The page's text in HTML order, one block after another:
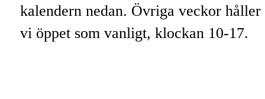
kalendern nedan. Övriga veckor håller
vi öppet som vanligt, klockan 10-17.